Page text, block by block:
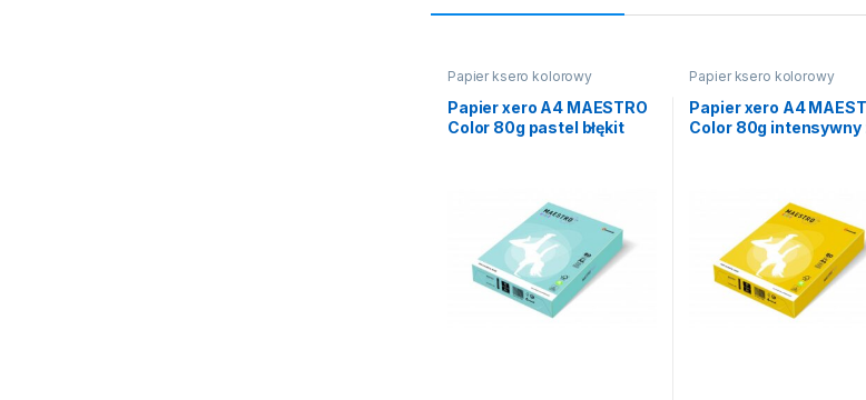
Papier ksero kolorowy
Papier xero A4 MAESTRO
Color 80g pastel błękit
Papier ksero kolorowy
Papier xero A4
Color 80g intensywny